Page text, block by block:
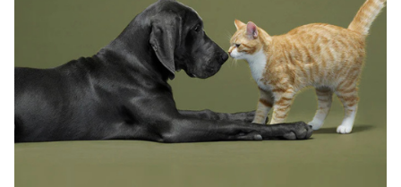
per apparaat zodat je meteen vindt wat je zoekt. Alle
producten vind je bij SB Supply, dus je kunt deze lijst als
checklist gebruiken en het hele schooljaar in één order